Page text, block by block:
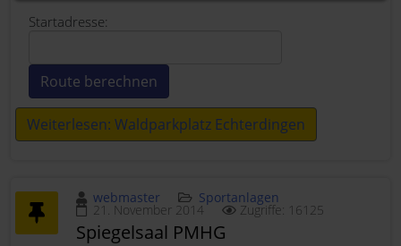
Startadresse:
Weiterlesen: Waldparkplatz Echterdingen
webmaster Sportanlagen
21. November 2014 Zugriffe: 16125
Spiegelsaal PMHG